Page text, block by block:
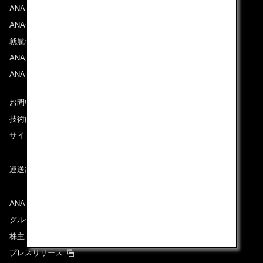
ANAについて
ANAからのお知らせ
就航都市
ANAがお約束する体験
ANAマイレージクラブ
お問い合わせ
技術的なお問い合わせ（推奨環境）
サイトマップ
運送約款
ANAグループについて
グループ企業一覧
株主・投資家情報
プレスリリース